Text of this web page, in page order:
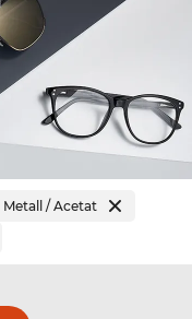
Metall / Acetat